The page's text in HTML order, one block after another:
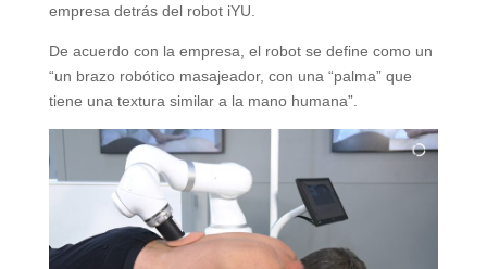
empresa detrás del robot iYU.
De acuerdo con la empresa, el robot se define como un
“un brazo robótico masajeador, con una “palma” que
tiene una textura similar a la mano humana”.